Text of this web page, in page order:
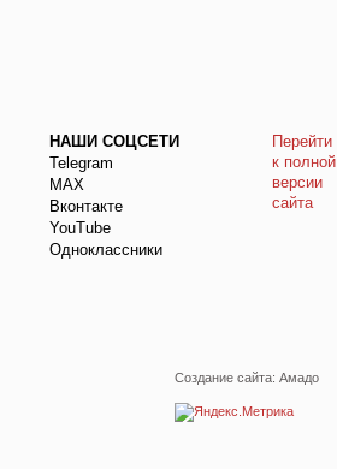
НАШИ СОЦСЕТИ
Telegram
МАХ
Вконтакте
YouTube
Одноклассники
Перейти
к полной
версии
сайта
Создание сайта: Амадо